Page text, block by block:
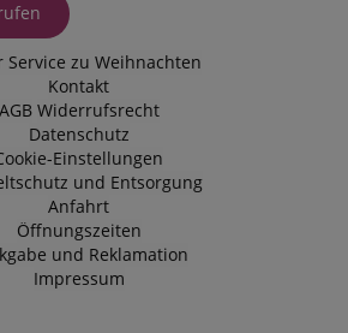
Service zu Weihnachten
Kontakt
AGB Widerrufsrecht
Datenschutz
Einstellungen
und Entsorgung
Anfahrt
Öffnungszeiten
und Reklamation
Impressum